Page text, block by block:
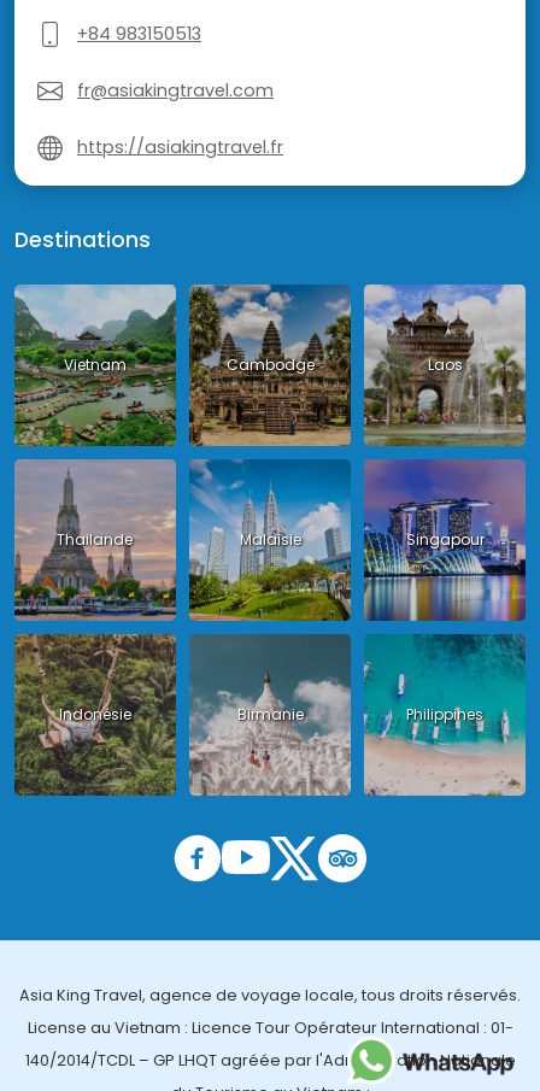
+84 983150513
fr@asiakingtravel.com
https://asiakingtravel.fr
Destinations
Vietnam Cambodge Laos
Thailande Malaisie Singapour
Indonésie Birmanie Philippines
Asia King Travel, agence de voyage locale, tous droits réservés.
License au Vietnam : Licence Tour Opérateur International : 01-
140/2014/TCDL – GP LHQT agréée par l'Administration Nationale